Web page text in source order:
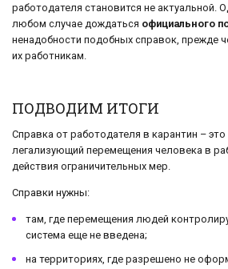
работодателя становится не актуальной.
любом случае дождаться официального
ненадобности подобных справок, прежде
их работникам.
ПОДВОДИМ ИТОГИ
Справка от работодателя в карантин – это
легализующий перемещения человека в
действия ограничительных мер.
Справки нужны:
там, где перемещения людей
система еще не введена;
на территориях, где разрешено не